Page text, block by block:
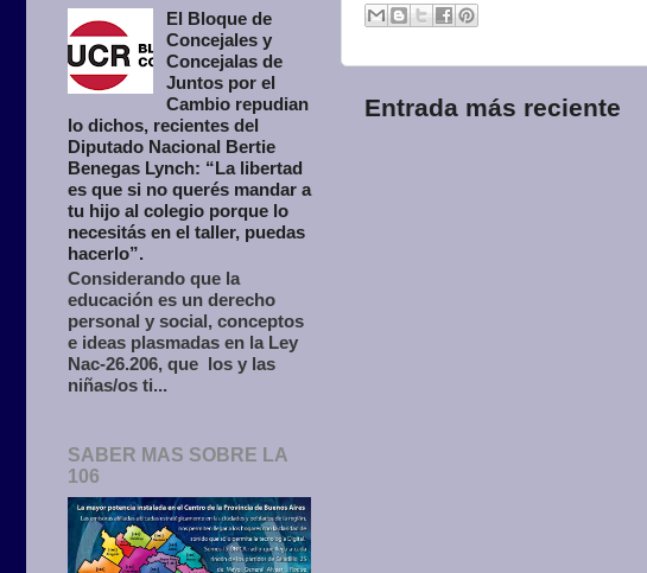
Entrada más reciente
El Bloque de
Concejales y
Concejalas de
Juntos por el
Cambio repudian
lo dichos, recientes del
Diputado Nacional Bertie
Benegas Lynch: “La libertad
es que si no querés mandar a
tu hijo al colegio porque lo
necesitás en el taller, puedas
hacerlo”.
Considerando que la
educación es un derecho
personal y social, conceptos
e ideas plasmadas en la Ley
Nac-26.206, que los y las
niñas/os ti...
SABER MAS SOBRE LA
106